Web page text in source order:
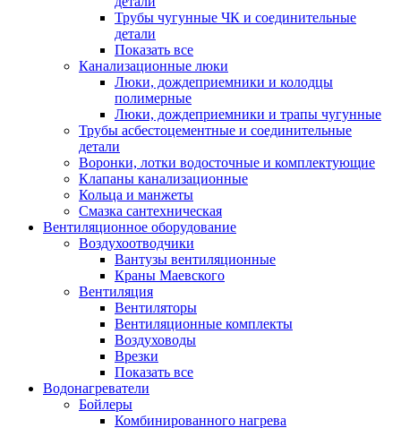
Трубы чугунные ЧК и соединительные
детали
Показать все
Канализационные люки
Люки, дождеприемники и колодцы
полимерные
Люки, дождеприемники и трапы чугунные
Трубы асбестоцементные и соединительные
детали
Воронки, лотки водосточные и комплектующие
Клапаны канализационные
Кольца и манжеты
Смазка сантехническая
Вентиляционное оборудование
Воздухоотводчики
Вантузы вентиляционные
Краны Маевского
Вентиляция
Вентиляторы
Вентиляционные комплекты
Воздуховоды
Врезки
Показать все
Водонагреватели
Бойлеры
Комбинированного нагрева